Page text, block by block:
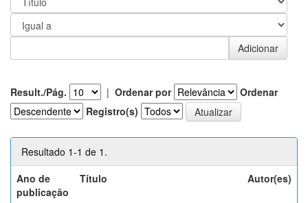
Result./Pág. | Ordenar por
Ordenar
Registro(s)
Resultado 1-1 de 1.
Ano de
publicação
Título Autor(es)